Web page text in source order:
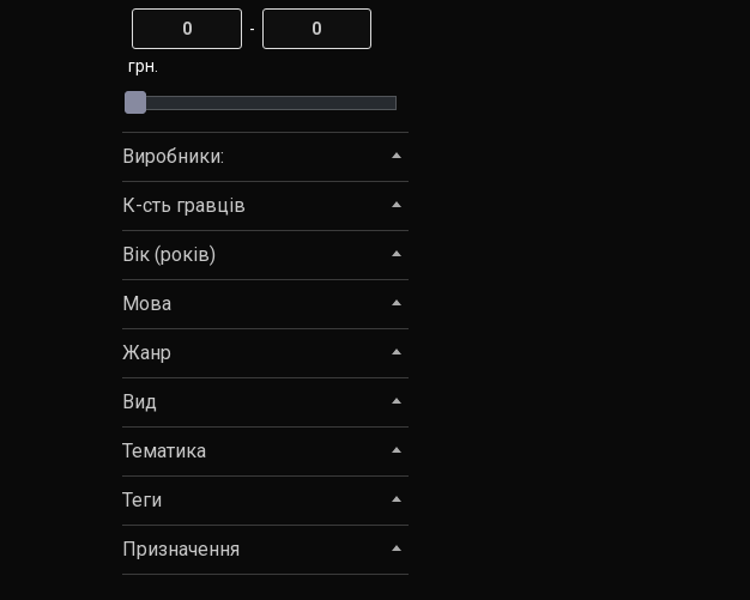
-
грн.
Виробники:
К-сть гравців
Вік (років)
Мова
Жанр
Вид
Тематика
Теги
Призначення